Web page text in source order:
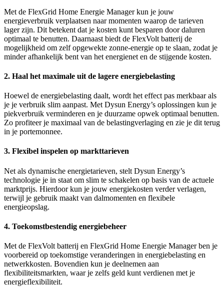
Met de FlexGrid Home Energie Manager kun je jouw
energieverbruik verplaatsen naar momenten waarop de tarieven
lager zijn. Dit betekent dat je kosten kunt besparen door daluren
optimaal te benutten. Daarnaast biedt de FlexVolt batterij de
mogelijkheid om zelf opgewekte zonne-energie op te slaan, zodat je
minder afhankelijk bent van het energienet en de stijgende kosten.
2. Haal het maximale uit de lagere energiebelasting
Hoewel de energiebelasting daalt, wordt het effect pas merkbaar als
je je verbruik slim aanpast. Met Dysun Energy’s oplossingen kun je
piekverbruik verminderen en je duurzame opwek optimaal benutten.
Zo profiteer je maximaal van de belastingverlaging en zie je dit terug
in je portemonnee.
3. Flexibel inspelen op markttarieven
Net als dynamische energietarieven, stelt Dysun Energy’s
technologie je in staat om slim te schakelen op basis van de actuele
marktprijs. Hierdoor kun je jouw energiekosten verder verlagen,
terwijl je gebruik maakt van dalmomenten en flexibele
energieopslag.
4. Toekomstbestendig energiebeheer
Met de FlexVolt batterij en FlexGrid Home Energie Manager ben je
voorbereid op toekomstige veranderingen in energiebelasting en
netwerkkosten. Bovendien kun je deelnemen aan
flexibiliteitsmarkten, waar je zelfs geld kunt verdienen met je
energieflexibiliteit.